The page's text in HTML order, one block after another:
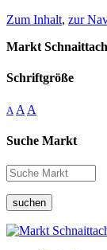
Zum Inhalt, zur
Markt Schnaittach
Schriftgröße
A A A
Suche Markt
suchen